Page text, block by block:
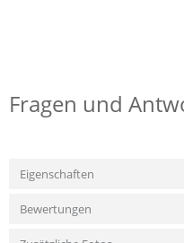
Fragen und
Eigenschaften
Bewertungen